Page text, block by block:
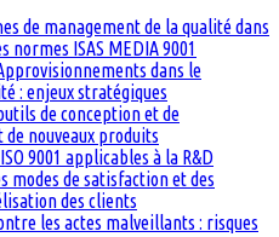
de management de la qualité dans
normes ISAS MEDIA 9001
dans le
: enjeux stratégiques
de conception et de
nouveaux produits
9001 applicables à la R&D
modes de satisfaction et des
des clients
les actes malveillants : risques